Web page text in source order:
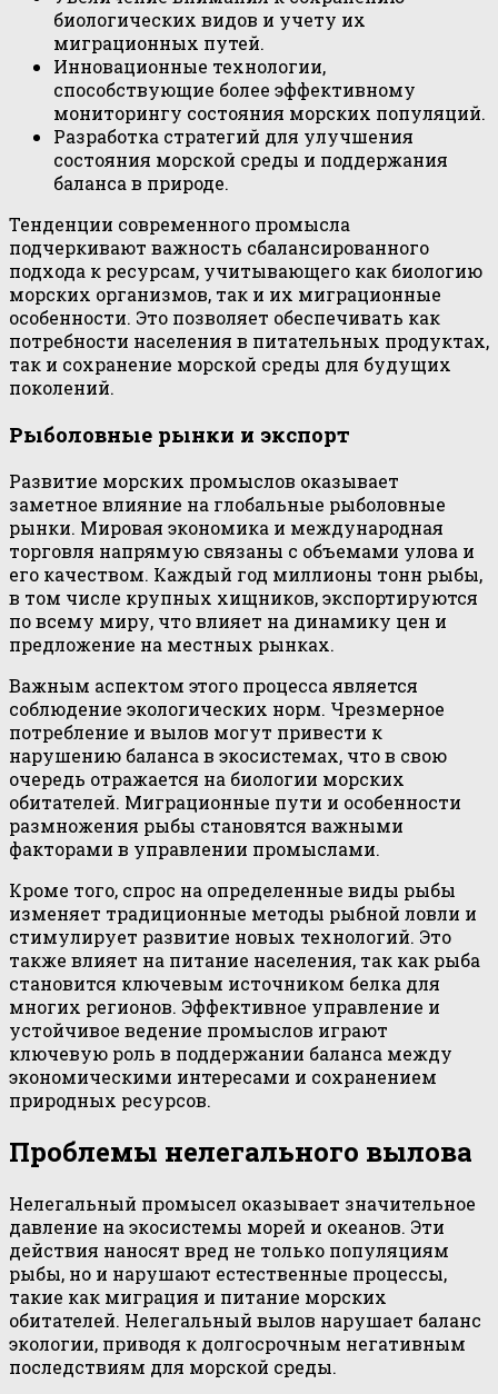
биологических видов и учету их
миграционных путей.
Инновационные технологии,
способствующие более эффективному
мониторингу состояния морских популяций.
Разработка стратегий для улучшения
состояния морской среды и поддержания
баланса в природе.
Тенденции современного промысла
подчеркивают важность сбалансированного
подхода к ресурсам, учитывающего как биологию
морских организмов, так и их миграционные
особенности. Это позволяет обеспечивать как
потребности населения в питательных продуктах,
так и сохранение морской среды для будущих
поколений.
Рыболовные рынки и экспорт
Развитие морских промыслов оказывает
заметное влияние на глобальные рыболовные
рынки. Мировая экономика и международная
торговля напрямую связаны с объемами улова и
его качеством. Каждый год миллионы тонн рыбы,
в том числе крупных хищников, экспортируются
по всему миру, что влияет на динамику цен и
предложение на местных рынках.
Важным аспектом этого процесса является
соблюдение экологических норм. Чрезмерное
потребление и вылов могут привести к
нарушению баланса в экосистемах, что в свою
очередь отражается на биологии морских
обитателей. Миграционные пути и особенности
размножения рыбы становятся важными
факторами в управлении промыслами.
Кроме того, спрос на определенные виды рыбы
изменяет традиционные методы рыбной ловли и
стимулирует развитие новых технологий. Это
также влияет на питание населения, так как рыба
становится ключевым источником белка для
многих регионов. Эффективное управление и
устойчивое ведение промыслов играют
ключевую роль в поддержании баланса между
экономическими интересами и сохранением
природных ресурсов.
Проблемы нелегального вылова
Нелегальный промысел оказывает значительное
давление на экосистемы морей и океанов. Эти
действия наносят вред не только популяциям
рыбы, но и нарушают естественные процессы,
такие как миграция и питание морских
обитателей. Нелегальный вылов нарушает баланс
экологии, приводя к долгосрочным негативным
последствиям для морской среды.